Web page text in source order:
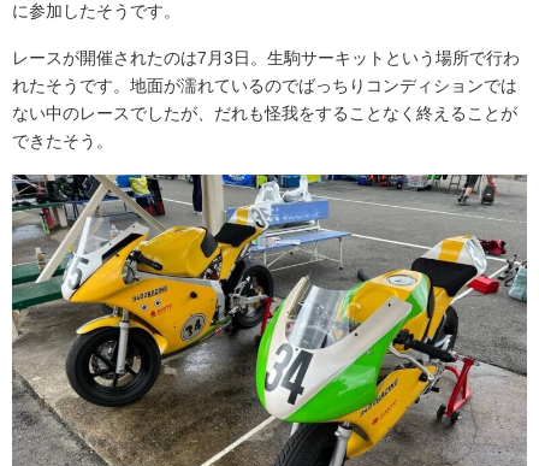
に参加したそうです。
レースが開催されたのは7月3日。生駒サーキットという場所で行わ
れたそうです。地面が濡れているのでばっちりコンディションでは
ない中のレースでしたが、だれも怪我をすることなく終えることが
できたそう。